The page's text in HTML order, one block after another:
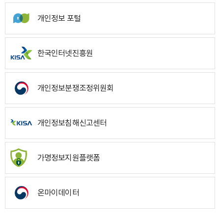
개인정보 포털
한국인터넷진흥원
개인정보분쟁조정위원회
개인정보침해신고센터
가명정보지원플랫폼
온마이데이터